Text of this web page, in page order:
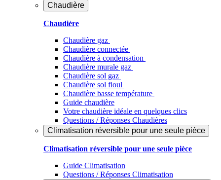
Chaudière
Chaudière
Chaudière gaz
Chaudière connectée
Chaudière à condensation
Chaudière murale gaz
Chaudière sol gaz
Chaudière sol fioul
Chaudière basse température
Guide chaudière
Votre chaudière idéale en quelques clics
Questions / Réponses Chaudières
Climatisation réversible pour une seule pièce
Climatisation réversible pour une seule pièce
Guide Climatisation
Questions / Réponses Climatisation